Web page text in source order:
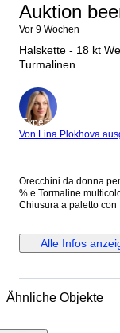
Auktion
Vor 9 Wochen
Halskette - 18 kt
Turmalinen
Experte
Von Lina Plokhova
Orecchini da donna
% e Tormaline
Chiusura a paletto con farfallina. Peso: 3,70 g.
Alle Infos
Ähnliche Objekte